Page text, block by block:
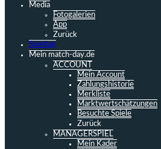
Media
Fotogalerien
App
Zurück
Spieltag
Mein match-day.de
ACCOUNT
Mein Account
Zahlungshistorie
Merkliste
Marktwertschätzungen
Besuchte Spiele
Zurück
MANAGERSPIEL
Mein Kader